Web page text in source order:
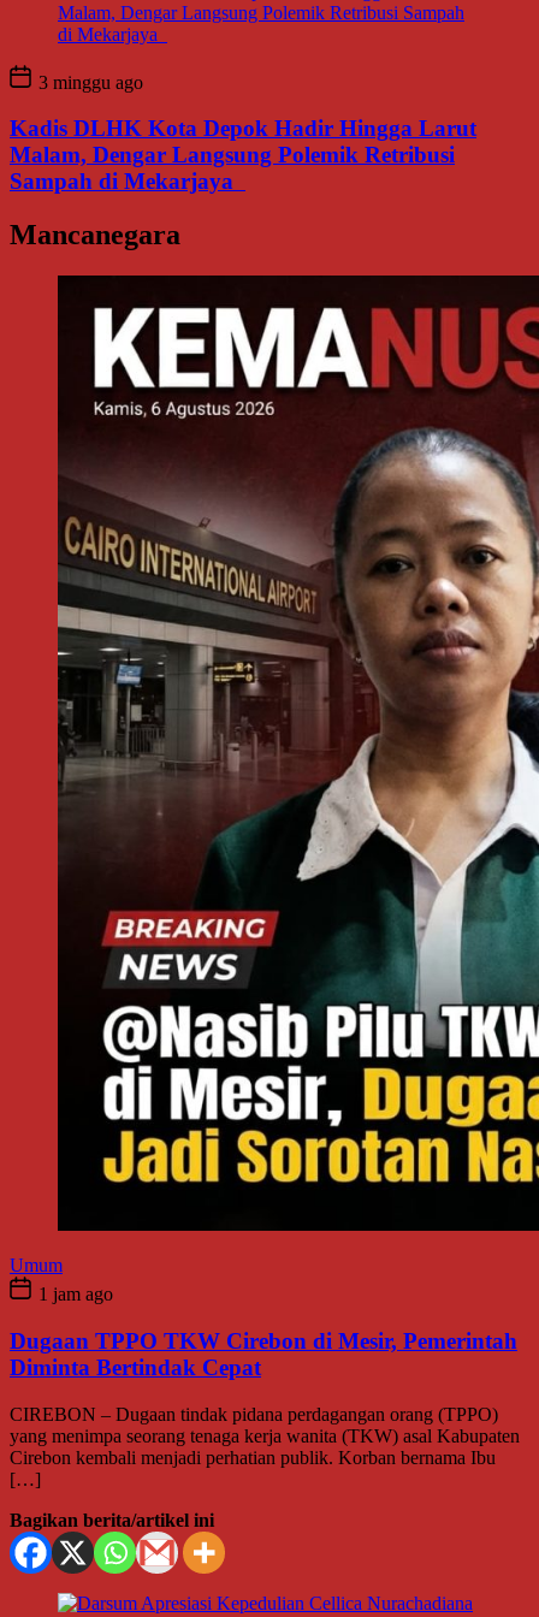
3 minggu ago
Kadis DLHK Kota Depok Hadir Hingga Larut
Malam, Dengar Langsung Polemik Retribusi
Sampah di Mekarjaya
Mancanegara
Umum
1 jam ago
Dugaan TPPO TKW Cirebon di Mesir, Pemerintah
Diminta Bertindak Cepat
CIREBON – Dugaan tindak pidana perdagangan orang (TPPO)
yang menimpa seorang tenaga kerja wanita (TKW) asal Kabupaten
Cirebon kembali menjadi perhatian publik. Korban bernama Ibu
[…]
Bagikan berita/artikel ini